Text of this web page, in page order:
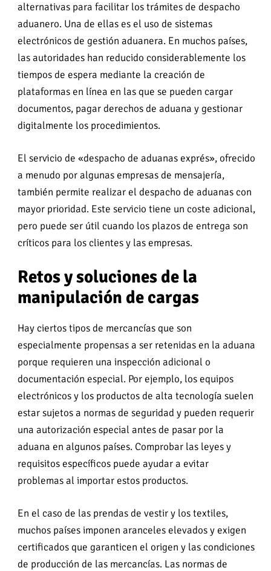
alternativas para facilitar los trámites de despacho
aduanero. Una de ellas es el uso de sistemas
electrónicos de gestión aduanera. En muchos países,
las autoridades han reducido considerablemente los
tiempos de espera mediante la creación de
plataformas en línea en las que se pueden cargar
documentos, pagar derechos de aduana y gestionar
digitalmente los procedimientos.
El servicio de «despacho de aduanas exprés», ofrecido
a menudo por algunas empresas de mensajería,
también permite realizar el despacho de aduanas con
mayor prioridad. Este servicio tiene un coste adicional,
pero puede ser útil cuando los plazos de entrega son
críticos para los clientes y las empresas.
Retos y soluciones de la
manipulación de cargas
Hay ciertos tipos de mercancías que son
especialmente propensas a ser retenidas en la aduana
porque requieren una inspección adicional o
documentación especial. Por ejemplo, los equipos
electrónicos y los productos de alta tecnología suelen
estar sujetos a normas de seguridad y pueden requerir
una autorización especial antes de pasar por la
aduana en algunos países. Comprobar las leyes y
requisitos específicos puede ayudar a evitar
problemas al importar estos productos.
En el caso de las prendas de vestir y los textiles,
muchos países imponen aranceles elevados y exigen
certificados que garanticen el origen y las condiciones
de producción de las mercancías. Las normas de